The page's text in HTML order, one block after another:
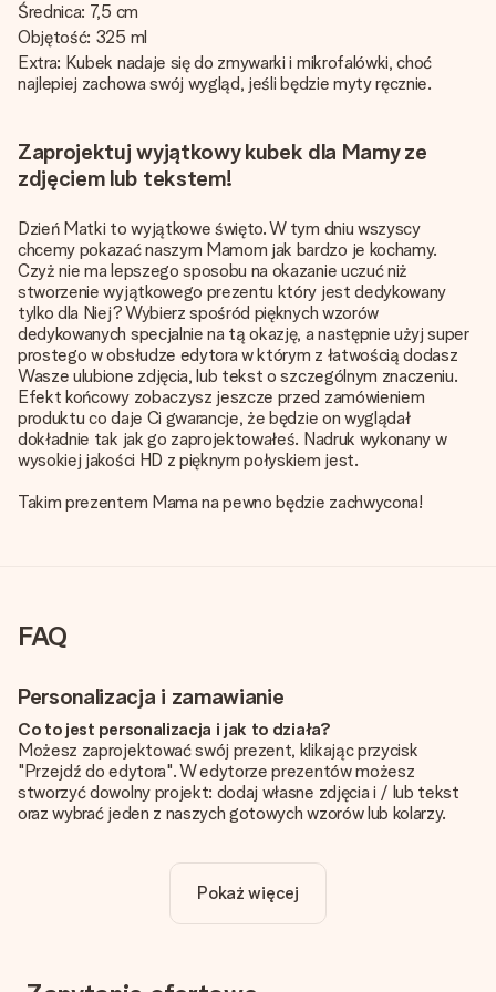
Średnica: 7,5 cm
Objętość: 325 ml
Extra: Kubek nadaje się do zmywarki i mikrofalówki, choć
najlepiej zachowa swój wygląd, jeśli będzie myty ręcznie.
Zaprojektuj wyjątkowy kubek dla Mamy ze
zdjęciem lub tekstem!
Dzień Matki to wyjątkowe święto. W tym dniu wszyscy
chcemy pokazać naszym Mamom jak bardzo je kochamy.
Czyż nie ma lepszego sposobu na okazanie uczuć niż
stworzenie wyjątkowego prezentu który jest dedykowany
tylko dla Niej? Wybierz spośród pięknych wzorów
dedykowanych specjalnie na tą okazję, a następnie użyj super
prostego w obsłudze edytora w którym z łatwością dodasz
Wasze ulubione zdjęcia, lub tekst o szczególnym znaczeniu.
Efekt końcowy zobaczysz jeszcze przed zamówieniem
produktu co daje Ci gwarancje, że będzie on wyglądał
dokładnie tak jak go zaprojektowałeś. Nadruk wykonany w
wysokiej jakości HD z pięknym połyskiem jest.
Takim prezentem Mama na pewno będzie zachwycona!
FAQ
Personalizacja i zamawianie
Co to jest personalizacja i jak to działa?
Możesz zaprojektować swój prezent, klikając przycisk
"Przejdź do edytora". W edytorze prezentów możesz
stworzyć dowolny projekt: dodaj własne zdjęcia i / lub tekst
oraz wybrać jeden z naszych gotowych wzorów lub kolarzy.
Cena podana na stronie internetowej obejmuje personalizację
Twojego prezentu - ilość zdjęć lub tekstów nie wpływa na
jakość?
Pokaż więcej